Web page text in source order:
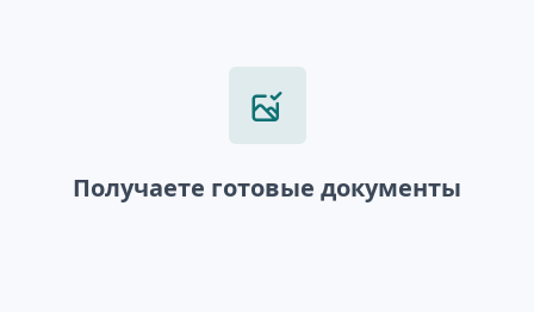
Получаете готовые документы